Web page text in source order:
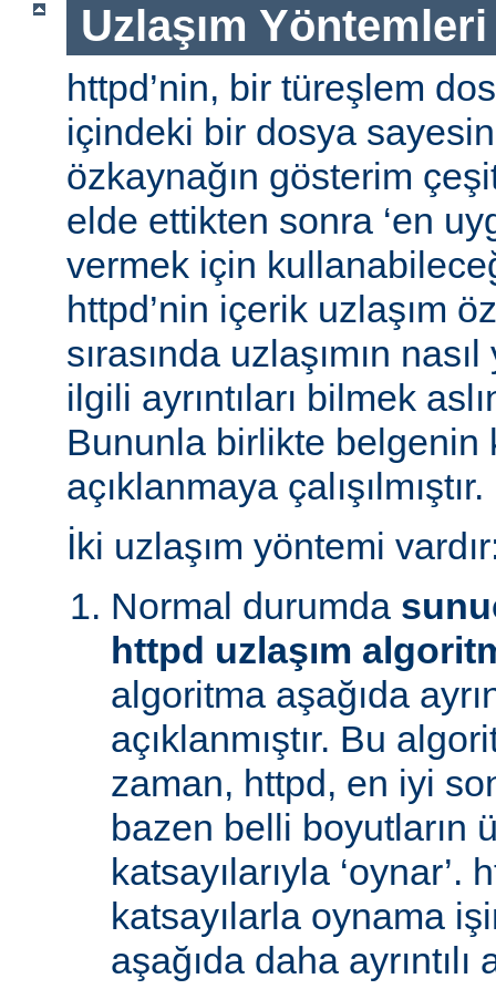
Uzlaşım Yöntemleri
httpd’nin, bir türeşlem
içindeki bir dosya
özkaynağın gösterim
elde ettikten sonra ‘en
vermek için
httpd’nin içerik uzlaşım
sırasında uzlaşımın
ilgili ayrıntıları bilmek
Bununla birlikte belgenin
açıklanmaya çalışılmıştır.
İki uzlaşım yöntemi
Normal durumda
httpd uzlaşım
algoritma aşağıda
açıklanmıştır. Bu
zaman, httpd, en iyi
bazen belli boyutların
katsayılarıyla ‘oynar’.
katsayılarla oynama
aşağıda daha ayrıntılı